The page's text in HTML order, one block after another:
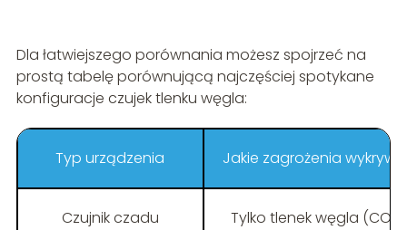
Dla łatwiejszego porównania możesz spojrzeć na
prostą tabelę porównującą najczęściej spotykane
konfiguracje czujek tlenku węgla:
Typ urządzenia Jakie zagrożenia wykrywa
Czujnik czadu Tylko tlenek węgla (CO)